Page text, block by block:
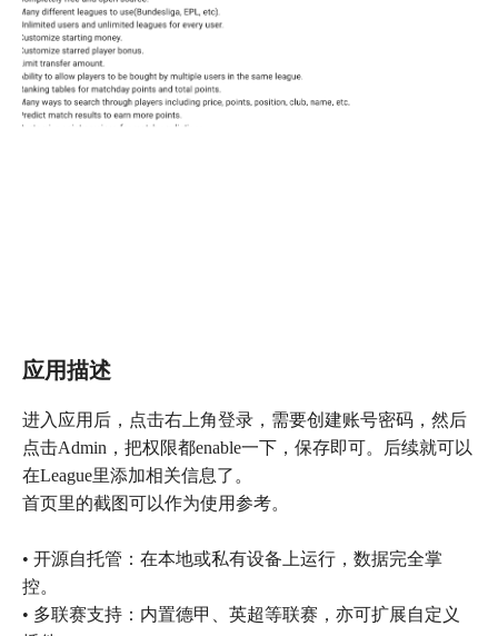
应用描述
进入应用后，点击右上角登录，需要创建账号密码，然后
点击Admin，把权限都enable一下，保存即可。后续就可以
在League里添加相关信息了。
首页里的截图可以作为使用参考。
• 开源自托管：在本地或私有设备上运行，数据完全掌
控。
• 多联赛支持：内置德甲、英超等联赛，亦可扩展自定义